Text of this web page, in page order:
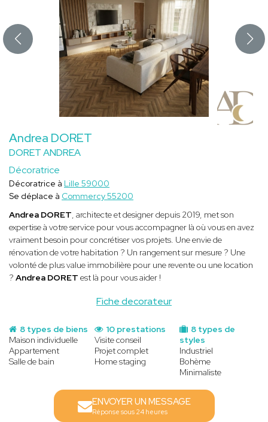
Andrea DORET
DORET ANDREA
Décoratrice
Fiche decorateur
Décoratrice à Lille 59000
Se déplace à Commercy 55200
Andrea DORET, architecte et designer depuis 2019, met son
expertise à votre service pour vous accompagner là où vous en avez
vraiment besoin pour concrétiser vos projets. Une envie de
rénovation de votre habitation ? Un rangement sur mesure ? Une
volonté de plus value immobilière pour une revente ou une location
? Andrea DORET est là pour vous aider !
8 types de biens
Maison individuelle
Appartement
Salle de bain
8 types de
styles
Industriel
Bohème
Minimaliste
10 prestations
Visite conseil
Projet complet
Home staging
ENVOYER UN MESSAGE
Réponse sous 24 heures